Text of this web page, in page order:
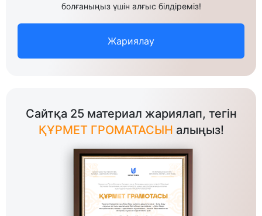
болғаныңыз үшін алғыс білдіреміз!
Жариялау
Сайтқа 25 материал жариялап, тегін
ҚҰРМЕТ ГРОМАТАСЫН алыңыз!